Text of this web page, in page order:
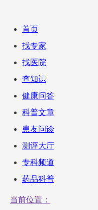
首页
找专家
找医院
查知识
健康问答
科普文章
患友问诊
测评大厅
专科频道
药品科普
当前位置：